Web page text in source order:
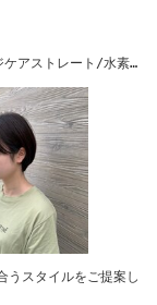
アストレート/水素
スタイルをご提案し